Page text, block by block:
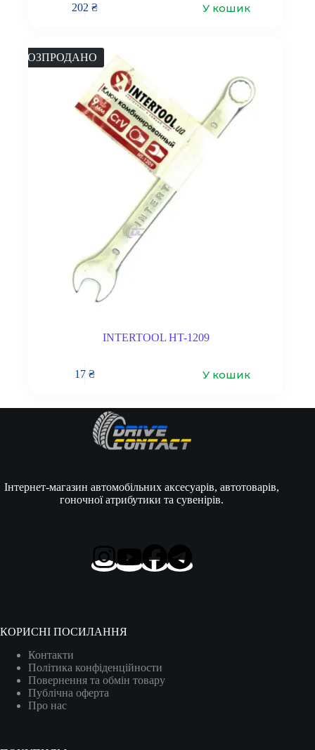
202₴ У кошик
РОЗПРОДАНО
INTERTOOL HT-1209
17₴ У кошик
Інтернет-магазин автомобільних аксесуарів, автотоварів,
гоночної атрибутики та сувенірів.
КОРИСНІ ПОСИЛАННЯ
Контакти
Політика конфіденційности
Повернення та обмін товару
Публічна оферта
Про нас